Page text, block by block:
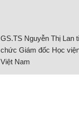
GS.TS Nguyễn Thị Lan
chức Giám đốc Học
Việt Nam